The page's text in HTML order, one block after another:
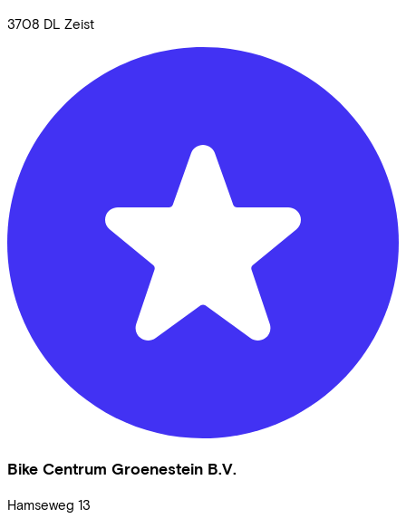
3708 DL Zeist
Bike Centrum Groenestein B.V.
Hamseweg 13